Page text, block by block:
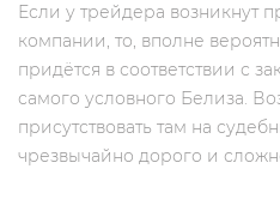
Если у трейдера возникнут
компании, то, вполне
придётся в соответствии с
самого условного Белиза.
присутствовать там на
чрезвычайно дорого и